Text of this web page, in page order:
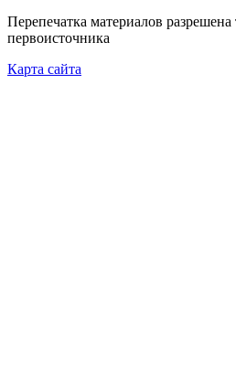
Перепечатка материалов разрешена
первоисточника
Карта сайта